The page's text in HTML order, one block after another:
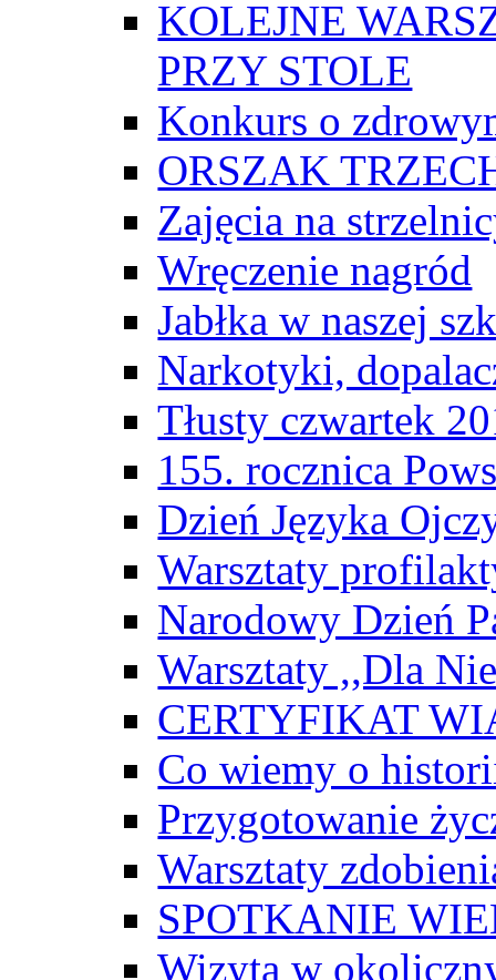
KOLEJNE
PRZY STOLE
Konkurs o
ORSZAK
Zajęcia na
Wręczenie nagród
Jabłka w naszej
Narkotyki,
Tłusty czwartek
155. rocznica
Dzień Języka
Warsztaty
Narodowy Dzień
Warsztaty ,,Dla
CERTYFIKAT
Co wiemy o
Przygotowanie
Warsztaty
SPOTKANIE
Wizyta w